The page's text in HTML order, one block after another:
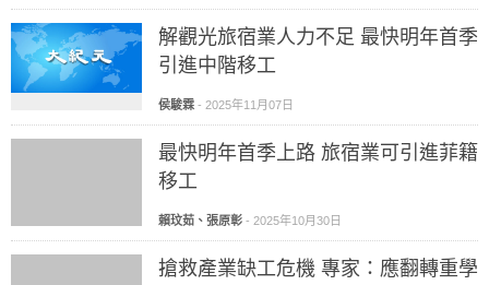
解觀光旅宿業人力不足 最快明年首季
引進中階移工
侯駿霖 - 2025年11月07日
最快明年首季上路 旅宿業可引進菲籍
移工
賴玟茹、張原彰 - 2025年10月30日
搶救產業缺工危機 專家：應翻轉重學